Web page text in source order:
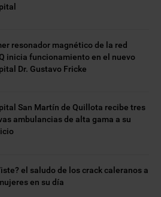
resonador magnético de la red
inicia funcionamiento en el nuevo
Dr. Gustavo Fricke
San Martín de Quillota recibe tres
ambulancias de alta gama a su
el saludo de los crack caleranos a
en su día